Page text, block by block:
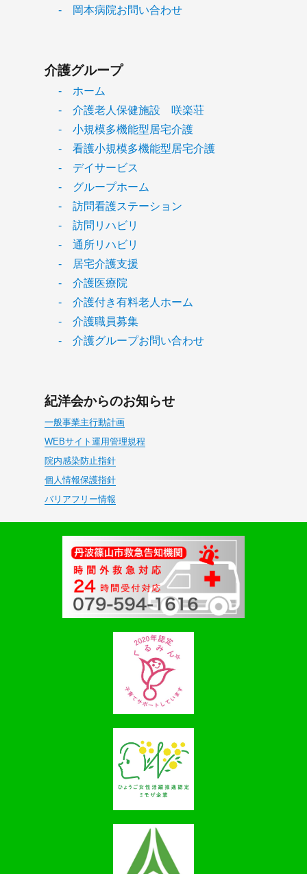
- 岡本病院お問い合わせ
介護グループ
- ホーム
- 介護老人保健施設 咲楽荘
- 小規模多機能型居宅介護
- 看護小規模多機能型居宅介護
- デイサービス
- グループホーム
- 訪問看護ステーション
- 訪問リハビリ
- 通所リハビリ
- 居宅介護支援
- 介護医療院
- 介護付き有料老人ホーム
- 介護職員募集
- 介護グループお問い合わせ
紀洋会からのお知らせ
一般事業主行動計画
WEBサイト運用管理規程
院内感染防止指針
個人情報保護指針
バリアフリー情報